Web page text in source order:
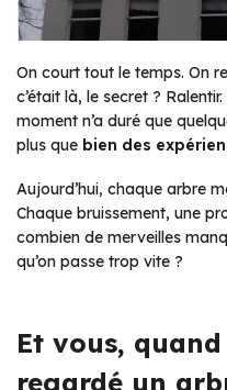
On court tout le temps. On
c’était là, le secret ?
moment n’a duré que
plus que bien des
Aujourd’hui, chaque arbre
Chaque bruissement, une
combien de merveilles
qu’on passe trop vite ?
Et vous,
regardé un